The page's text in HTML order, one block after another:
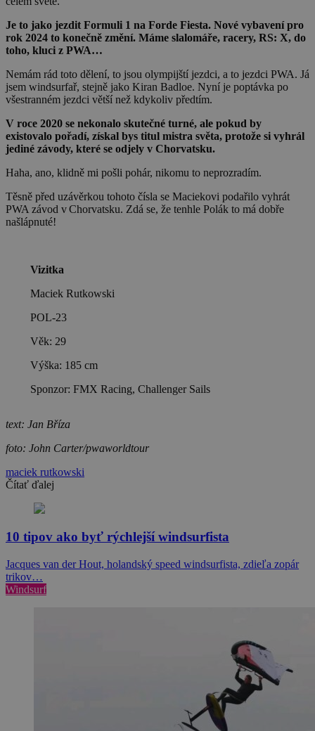
Je to jako jezdit Formuli 1 na Forde Fiesta. Nové vybavení pro
rok 2024 to konečně změní. Máme slalomáře, racery, RS: X, do
toho, kluci z PWA…
Nemám rád toto dělení, to jsou olympijští jezdci, a to jezdci PWA. Já
jsem windsurfař, stejně jako Kiran Badloe. Nyní je poptávka po
všestranném jezdci větší než kdykoliv předtím.
V roce 2020 se nekonalo skutečné turné, ale pokud by
existovalo pořadí, získal bys titul mistra světa, protože si vyhrál
jediné závody, které se odjely v Chorvatsku.
Haha, ano, klidně mi pošli pohár, nikomu to neprozradím.
Těsně před uzávěrkou tohoto čísla se Maciekovi podařilo vyhrát
PWA závod v Chorvatsku. Zdá se, že tenhle Polák to má dobře
našlápnuté!
Vizitka
Maciek Rutkowski
POL-23
Věk: 29
Výška: 185 cm
Sponzor: FMX Racing, Challenger Sails
text: Jan Bříza
foto: John Carter/pwaworldtour
maciek rutkowski
Čítať ďalej
10 tipov ako byť rýchlejší windsurfista
Jacques van der Hout, holandský speed windsurfista, zdieľa zopár
trikov…
Windsurf